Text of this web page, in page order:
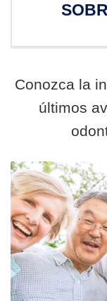
Conozca la
últimos